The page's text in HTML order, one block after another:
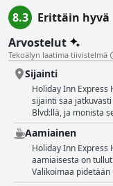
8.3
Erittäin hyvä
Arvostelut
Tekoälyn laatima tiivistelmä
Sijainti
Holiday Inn Express
sijainti saa
Blvd:llä, ja monista
merinäköala. Sen
takaa vieraille
veteen. Hotellin sijaintia arvostetaan erityisesti sen läheisyyden
vuoksi erilaisiin
olennaisiin
ruuhkaisimmista
Aamiainen
Holiday Inn Express
aamiaisesta on
Valikoimaa
leivonnaisia,